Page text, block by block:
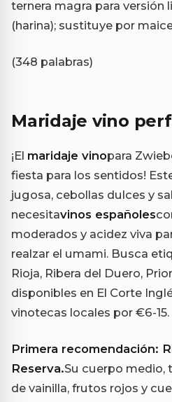
ternera magra para versión
(harina); sustituye por
(348 palabras)
Maridaje vino
¡El maridaje vinopara
fiesta para los sentidos!
jugosa, cebollas dulces y
necesitavinos españoles
moderados y acidez viva
realzar el umami. Busca
Rioja, Ribera del Duero,
disponibles en El Corte
vinotecas locales por €6-15.
Primera recomendación:
Reserva.Su cuerpo medio,
de vainilla, frutos rojos y